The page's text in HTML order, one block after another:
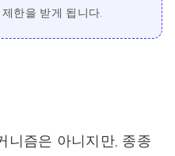
한을 받게 됩니다.
니즘은 아니지만, 종종